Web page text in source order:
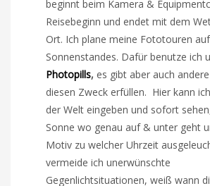
beginnt beim Kamera &
Reisebeginn und endet mit dem
Ort. Ich plane meine Fototouren
Sonnenstandes. Dafür benutze ich
Photopills, es gibt aber auch
diesen Zweck erfüllen. Hier kann
der Welt eingeben und sofort
Sonne wo genau auf & unter geht
Motiv zu welcher Uhrzeit
vermeide ich unerwünschte
Gegenlichtsituationen, weiß wann